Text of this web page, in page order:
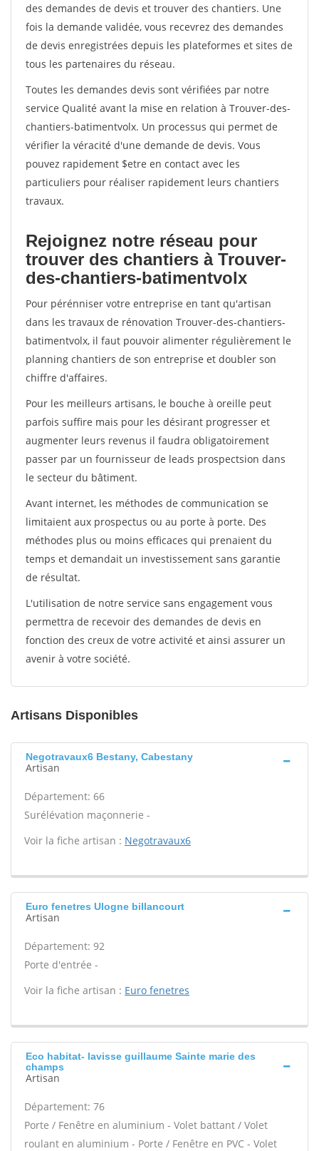
des demandes de devis et trouver des chantiers. Une
fois la demande validée, vous recevrez des demandes
de devis enregistrées depuis les plateformes et sites de
tous les partenaires du réseau.
Toutes les demandes devis sont vérifiées par notre
service Qualité avant la mise en relation à Trouver-des-
chantiers-batimentvolx. Un processus qui permet de
vérifier la véracité d'une demande de devis. Vous
pouvez rapidement $etre en contact avec les
particuliers pour réaliser rapidement leurs chantiers
travaux.
Rejoignez notre réseau pour
trouver des chantiers à Trouver-
des-chantiers-batimentvolx
Pour pérénniser votre entreprise en tant qu'artisan
dans les travaux de rénovation Trouver-des-chantiers-
batimentvolx, il faut pouvoir alimenter régulièrement le
planning chantiers de son entreprise et doubler son
chiffre d'affaires.
Pour les meilleurs artisans, le bouche à oreille peut
parfois suffire mais pour les désirant progresser et
augmenter leurs revenus il faudra obligatoirement
passer par un fournisseur de leads prospectsion dans
le secteur du bâtiment.
Avant internet, les méthodes de communication se
limitaient aux prospectus ou au porte à porte. Des
méthodes plus ou moins efficaces qui prenaient du
temps et demandait un investissement sans garantie
de résultat.
L'utilisation de notre service sans engagement vous
permettra de recevoir des demandes de devis en
fonction des creux de votre activité et ainsi assurer un
avenir à votre société.
Artisans Disponibles
Negotravaux6 Bestany, Cabestany
Artisan
Département: 66
Surélévation maçonnerie -
Voir la fiche artisan : Negotravaux6
Euro fenetres Ulogne billancourt
Artisan
Département: 92
Porte d'entrée -
Voir la fiche artisan : Euro fenetres
Eco habitat- lavisse guillaume Sainte marie des
champs
Artisan
Département: 76
Porte / Fenêtre en aluminium - Volet battant / Volet
roulant en aluminium - Porte / Fenêtre en PVC - Volet